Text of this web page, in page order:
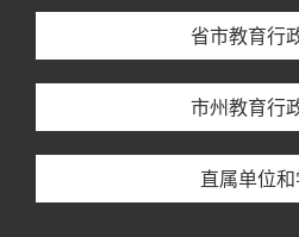
省市教育行
市州教育行
直属单位